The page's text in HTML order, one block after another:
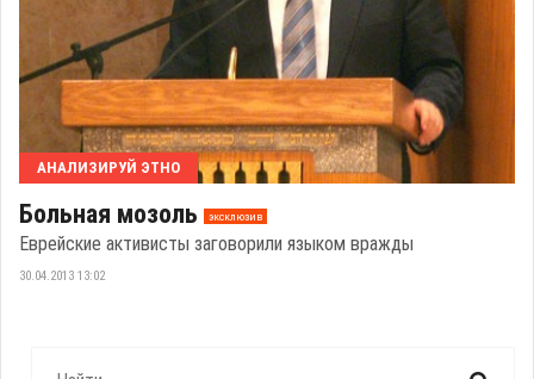
АНАЛИЗИРУЙ ЭТНО
Больная мозоль эксклюзив
Еврейские активисты заговорили языком вражды
30.04.2013 13:02